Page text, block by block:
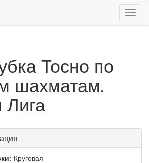
Тосно по
шахматам.
Круговая